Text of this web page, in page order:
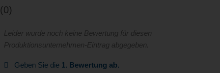
0
Leider wurde noch keine Bewertung für diesen
Produktionsunternehmen-Eintrag abgegeben.
Geben Sie die 1. Bewertung ab.